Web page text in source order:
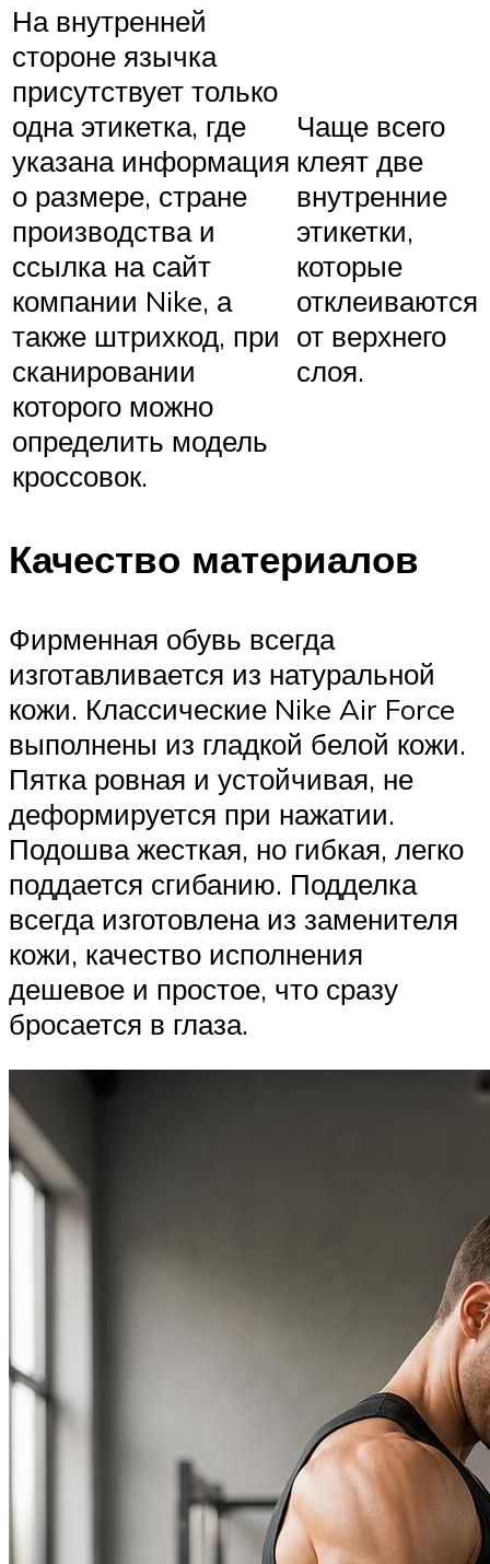
На внутренней
стороне язычка
присутствует только
одна этикетка, где
указана информация
о размере, стране
производства и
ссылка на сайт
компании Nike, а
также штрихкод, при
сканировании
которого можно
определить модель
кроссовок.
Чаще всего
клеят две
внутренние
этикетки,
которые
отклеиваются
от верхнего
слоя.
Качество материалов
Фирменная обувь всегда
изготавливается из натуральной
кожи. Классические Nike Air Force
выполнены из гладкой белой кожи.
Пятка ровная и устойчивая, не
деформируется при нажатии.
Подошва жесткая, но гибкая, легко
поддается сгибанию. Подделка
всегда изготовлена из заменителя
кожи, качество исполнения
дешевое и простое, что сразу
бросается в глаза.